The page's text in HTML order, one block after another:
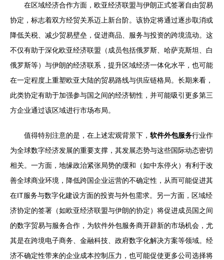
在区域经济合作方面，欧亚经济联盟与伊朗正式签署自由贸易
协定，标志着双方经贸关系迈上新台阶。该协定将通过逐步取消或
降低关税、减少贸易壁垒，促进商品、服务与投资的跨境流动。这
不仅有助于深化欧亚经济联盟（成员包括俄罗斯、哈萨克斯坦、白
俄罗斯等）与伊朗的经济联系，提升区域经济一体化水平，也可能
在一定程度上重塑欧亚大陆的贸易路线与供应链格局。长期来看，
此类协定有助于加强参与国之间的经济韧性，并可能吸引更多第三
方企业通过该区域进行市场布局。
值得特别注意的是，在上述宏观背景下， 软件外包服务行业作
为全球数字经济发展的重要支撑，其发展态势与这些国际动态密切
相关。一方面，地缘政治紧张局势的缓和（如中东停火）有利于改
善全球商业环境，降低跨国企业运营的不确定性，从而可能促进其
在IT服务与数字化建设方面的投资与外包需求。另一方面，区域经
济协定的签署（如欧亚经济联盟与伊朗的协定）将促进成员国之间
的数字贸易与服务合作，为软件外包服务商开辟新的市场机会，尤
其是在跨境电子商务、金融科技、政府数字化解决方案等领域。经
济不确定性带来的企业成本控制压力，也可能促使更多公司选择将